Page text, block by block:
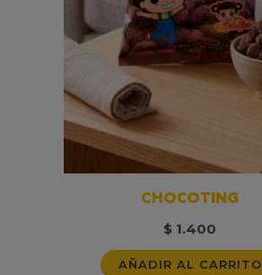
CHOCOTING
$ 1.400
AÑADIR AL CARRITO